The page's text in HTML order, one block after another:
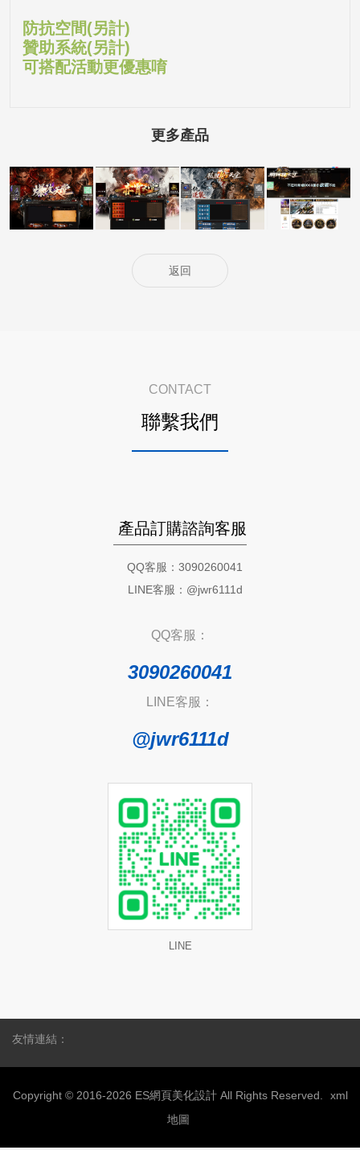
防抗空間(另計)
贊助系統(另計)
可搭配活動更優惠唷
更多產品
5000客戶展示案
例15
5000客戶展示案
例14
5000客戶展示案
例13
15000客戶展示
案例6
返回
CONTACT
聯繫我們
產品訂購諮詢客服
QQ客服：3090260041
LINE客服：@jwr6111d
QQ客服：
3090260041
LINE客服：
@jwr6111d
LINE
友情連結：
Copyright © 2016-2026 ES網頁美化設計 All Rights Reserved.
xml
地圖